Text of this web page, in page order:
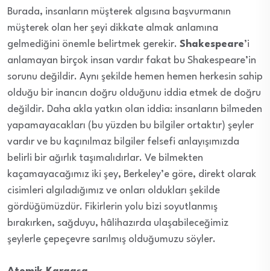
Burada, insanların müşterek algısına başvurmanın
müşterek olan her şeyi dikkate almak anlamına
gelmediğini önemle belirtmek gerekir. Shakespeare’i
anlamayan birçok insan vardır fakat bu Shakespeare’in
sorunu değildir. Aynı şekilde hemen hemen herkesin sahip
olduğu bir inancın doğru olduğunu iddia etmek de doğru
değildir. Daha akla yatkın olan iddia: insanların bilmeden
yapamayacakları (bu yüzden bu bilgiler ortaktır) şeyler
vardır ve bu kaçınılmaz bilgiler felsefi anlayışımızda
belirli bir ağırlık taşımalıdırlar. Ve bilmekten
kaçamayacağımız iki şey, Berkeley’e göre, direkt olarak
cisimleri algıladığımız ve onları oldukları şekilde
gördüğümüzdür. Fikirlerin yolu bizi soyutlanmış
bırakırken, sağduyu, hâlihazırda ulaşabileceğimiz
şeylerle çepeçevre sarılmış olduğumuzu söyler.